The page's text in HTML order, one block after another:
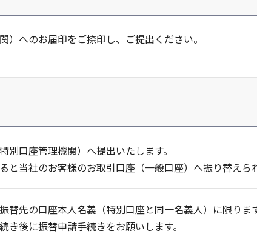
へのお届印をご捺印し、ご提出ください。
口座管理機関）へ提出いたします。
当社のお客様のお取引口座（一般口座）へ振り替えら
替先の口座本人名義（特別口座と同一名義人）に限りま
後に振替申請手続きをお願いします。